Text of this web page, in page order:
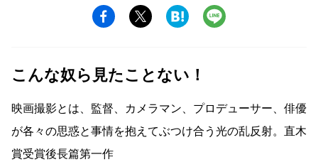
こんな奴ら見たことない！
映画撮影とは、監督、カメラマン、プロデューサー、俳優
が各々の思惑と事情を抱えてぶつけ合う光の乱反射。直木
賞受賞後長篇第一作